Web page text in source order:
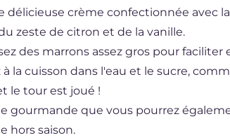
délicieuse crème confectionnée avec
zeste de citron et de la vanille.
des marrons assez gros pour faciliter
la cuisson dans l'eau et le sucre,
le tour est joué !
gourmande que vous pourrez
hors saison.